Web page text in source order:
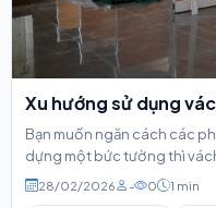
Xu hướng sử dụng
Bạn muốn ngăn cách các
dựng một bức tường thì
28/02/2026 - 0 1 min